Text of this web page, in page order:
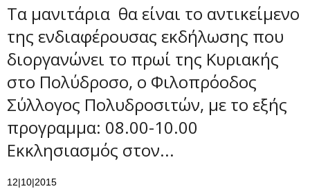
Ροή
Επικοινωνία
Τα μανιτάρια θα είναι το αντικείμενο
της ενδιαφέρουσας εκδήλωσης που
διοργανώνει το πρωί της Κυριακής
στο Πολύδροσο, ο Φιλοπρόοδος
Σύλλογος Πολυδροσιτών, με το εξής
προγραμμα: 08.00-10.00
Εκκλησιασμός στον...
12|10|2015